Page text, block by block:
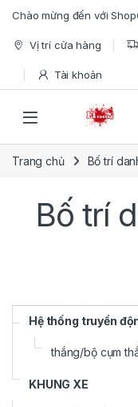
Skip to navigation
Skip to content
Chào mừng đến với
Vị trí cửa hàng
Tài khoản
Open
Trang chủ Bố trí
Bố trí
Hệ thống truyền
thắng/bộ cụm
KHUNG XE